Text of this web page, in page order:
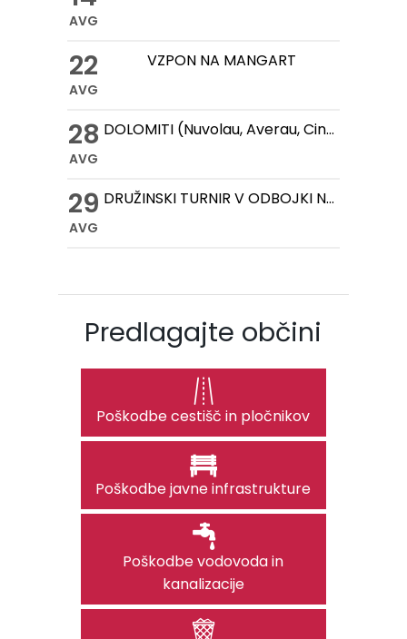
AVG
22
AVG
VZPON NA MANGART
28
AVG
DOLOMITI (Nuvolau, Averau, Cinque Torri, Lago Federa)
29
AVG
DRUŽINSKI TURNIR V ODBOJKI NA MIVKI
Predlagajte občini
Poškodbe cestišč in pločnikov
Poškodbe javne infrastrukture
Poškodbe vodovoda in
kanalizacije